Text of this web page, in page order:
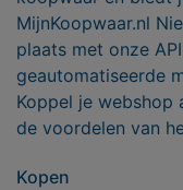
MijnKoopwaar.nl
plaats met onze
geautomatiseerde
Koppel je webshop
de voordelen van
Kopen